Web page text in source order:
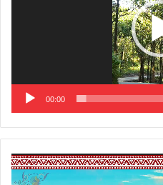
00:00
Video
Player